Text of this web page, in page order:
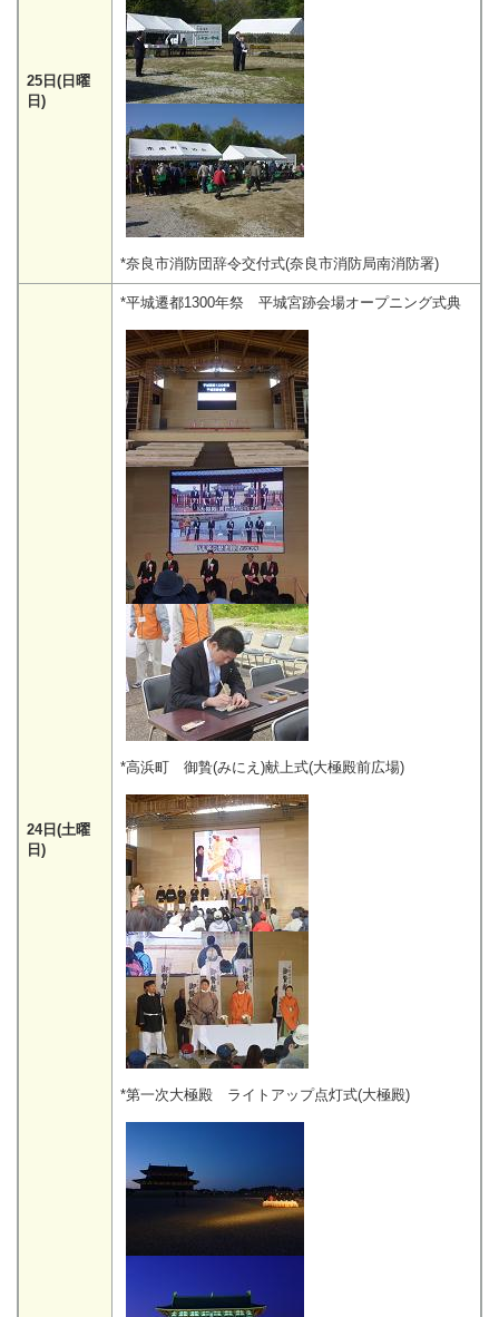
25日(日曜
日)
*奈良市消防団辞令交付式(奈良市消防局南消防署)
24日(土曜
日)
*平城遷都1300年祭 平城宮跡会場オープニング式典
*高浜町 御贄(みにえ)献上式(大極殿前広場)
*第一次大極殿 ライトアップ点灯式(大極殿)